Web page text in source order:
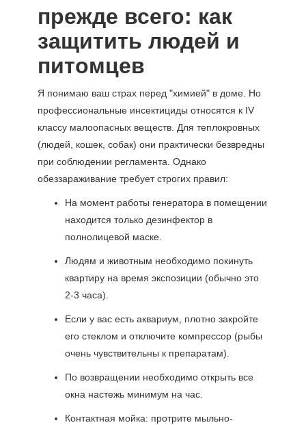
прежде всего: как
защитить людей и
питомцев
Я понимаю ваш страх перед "химией" в доме. Но
профессиональные инсектициды относятся к IV
классу малоопасных веществ. Для теплокровных
(людей, кошек, собак) они практически безвредны
при соблюдении регламента. Однако
обеззараживание требует строгих правил:
На момент работы генератора в помещении
находится только дезинфектор в
полнолицевой маске.
Людям и животным необходимо покинуть
квартиру на время экспозиции (обычно это
2-3 часа).
Если у вас есть аквариум, плотно закройте
его стеклом и отключите компрессор (рыбы
очень чувствительны к препаратам).
По возвращении необходимо открыть все
окна настежь минимум на час.
Контактная мойка: протрите мыльно-